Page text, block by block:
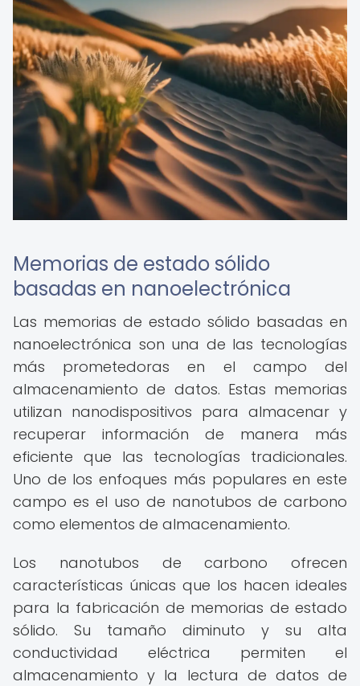
Memorias de estado sólido
basadas en nanoelectrónica
Las memorias de estado sólido basadas en
nanoelectrónica son una de las tecnologías
más prometedoras en el campo del
almacenamiento de datos. Estas memorias
utilizan nanodispositivos para almacenar y
recuperar información de manera más
eficiente que las tecnologías tradicionales.
Uno de los enfoques más populares en este
campo es el uso de nanotubos de carbono
como elementos de almacenamiento.
Los nanotubos de carbono ofrecen
características únicas que los hacen ideales
para la fabricación de memorias de estado
sólido. Su tamaño diminuto y su alta
conductividad eléctrica permiten el
almacenamiento y la lectura de datos de